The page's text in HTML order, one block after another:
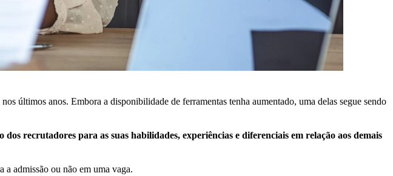
últimos anos. Embora a disponibilidade de ferramentas tenha aumentado, uma delas segue sendo
dos recrutadores para as suas habilidades, experiências e diferenciais em relação aos demais
a admissão ou não em uma vaga.